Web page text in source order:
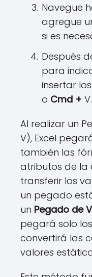
Navegue
agregue
si es
Después
para
insertar
o Cmd + V.
Al realizar un
V), Excel
también las
atributos de la
transferir los
un pegado
un Pegado de
pegará solo
convertirá las
valores